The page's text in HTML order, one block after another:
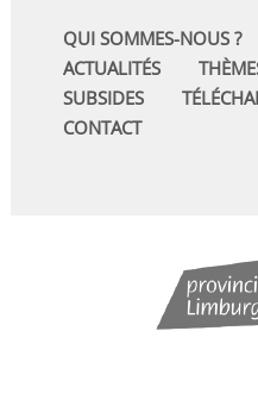
QUI SOMMES-NOUS ?
ACTUALITÉS
SUBSIDES
CONTACT